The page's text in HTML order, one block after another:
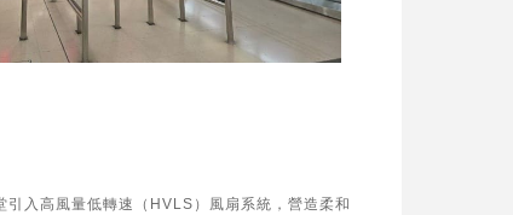
入高風量低轉速（HVLS）風扇系統，營造柔和